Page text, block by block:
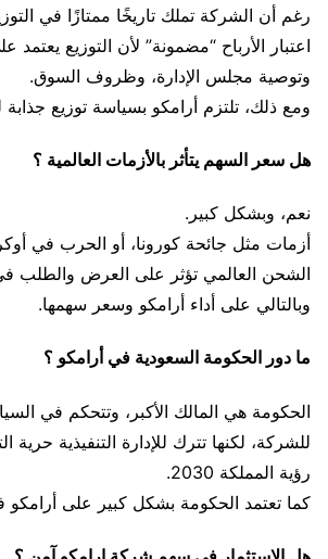
رغم أن الشركة تملك تاريخًا ممتازًا في
اعتبار الأرباح “مضمونة” لأن التوزيع يعتمد
وتوصية مجلس الإدارة، وظروف السوق.
ومع ذلك، تلتزم أرامكو بسياسة توزيع جذابة
هل سعر السهم يتأثر بالأزمات العالمية ؟
نعم، وبشكل كبير.
أزمات مثل جائحة كورونا، أو الحرب في
الشحن العالمي تؤثر على العرض والطلب
وبالتالي على أداء أرامكو وسعر سهمها.
ما دور الحكومة السعودية في أرامكو ؟
الحكومة هي المالك الأكبر، وتتحكم في
للشركة، لكنها تترك للإدارة التنفيذية حرية
رؤية المملكة 2030.
كما تعتمد الحكومة بشكل كبير على أرامكو